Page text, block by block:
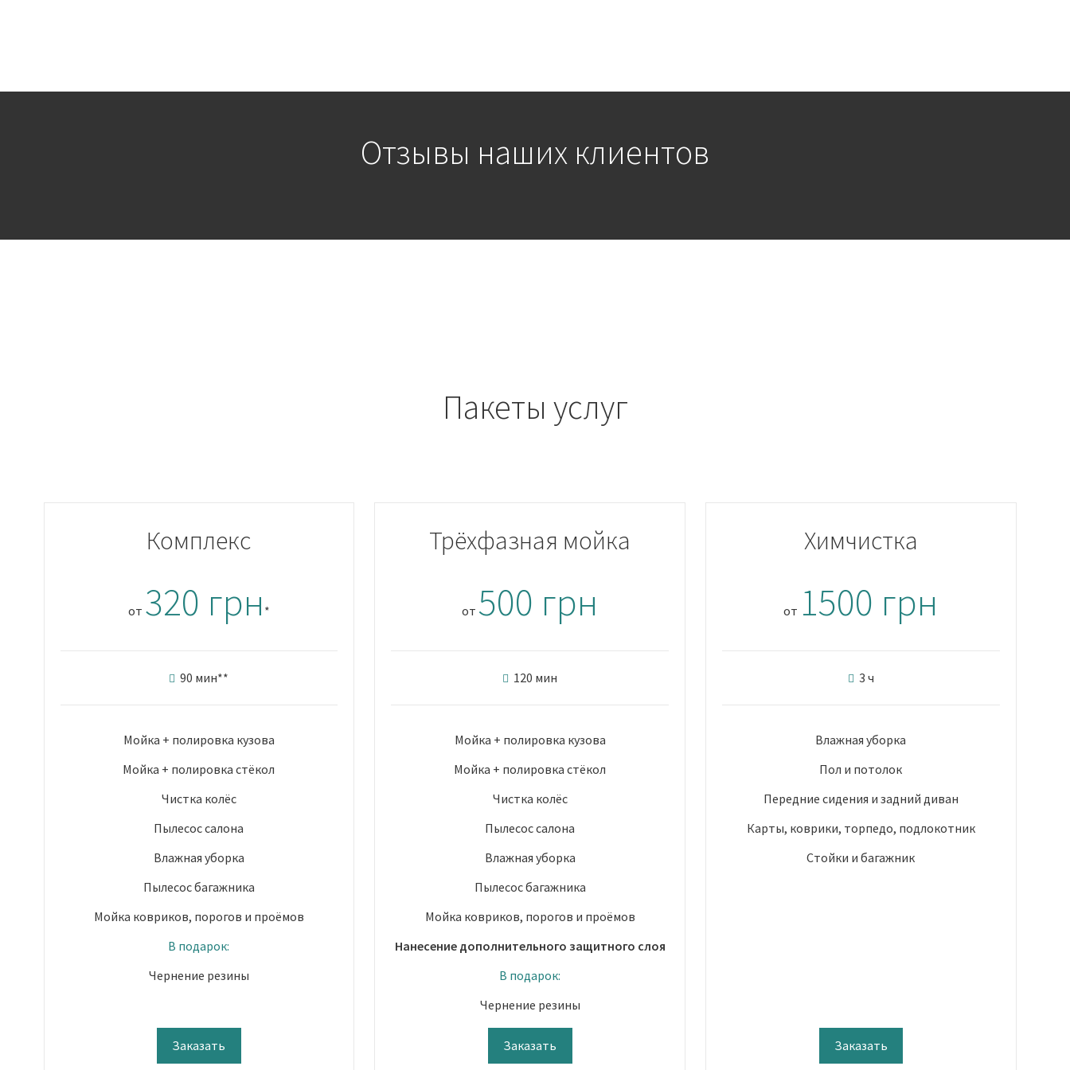
Отзывы наших клиентов
Пакеты услуг
Комплекс
от 320 грн *
90 мин**
Мойка + полировка кузова
Мойка + полировка стёкол
Чистка колёс
Пылесос салона
Влажная уборка
Пылесос багажника
Мойка ковриков, порогов и проёмов
В подарок:
Чернение резины
Заказать
Трёхфазная мойка
от 500 грн
120 мин
Мойка + полировка кузова
Мойка + полировка стёкол
Чистка колёс
Пылесос салона
Влажная уборка
Пылесос багажника
Мойка ковриков, порогов и проёмов
Нанесение дополнительного защитного слоя
В подарок:
Чернение резины
Заказать
Химчистка
от 1500 грн
3 ч
Влажная уборка
Пол и потолок
Передние сидения и задний диван
Карты, коврики, торпедо, подлокотник
Стойки и багажник
Заказать